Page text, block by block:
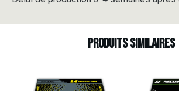
Produits similaires